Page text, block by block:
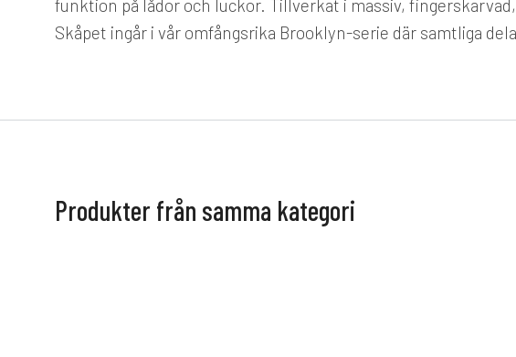
funktion på lådor och luckor. Tillverkat i massiv,
Skåpet ingår i vår omfångsrika Brooklyn-serie där samtliga
Produkter från samma kategori